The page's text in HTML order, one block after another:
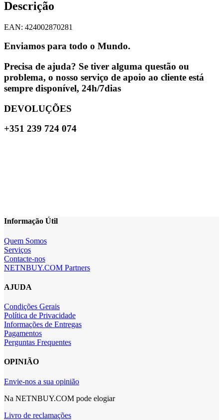
Descrição
EAN: 424002870281
Enviamos para todo o Mundo.
Precisa de ajuda? Se tiver alguma questão ou
problema, o nosso serviço de apoio ao cliente está
sempre disponível, 24h/7dias
DEVOLUÇÕES
+351 239 724 074
Informação Útil
Quem Somos
Serviços
Contacte-nos
NETNBUY.COM Partners
AJUDA
Condições Gerais
Política de Privacidade
Informações de Entregas
Pagamentos
Perguntas Frequentes
OPINIÃO
Envie-nos a sua opinião
Na NETNBUY.COM pode elogiar
Livro de reclamações